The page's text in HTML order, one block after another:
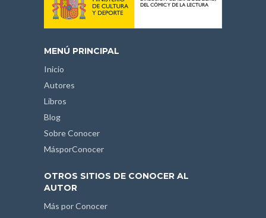
MENÚ PRINCIPAL
Inicio
Autores
Libros
Blog
Sobre Conocer
MásporConocer
OTROS SITIOS DE CONOCER AL
AUTOR
Más por Conocer